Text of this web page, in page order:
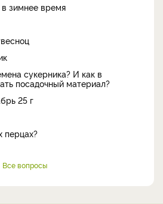
зимнее время
сукерника? И как в
посадочный материал?
25 г
перцах?
Все вопросы